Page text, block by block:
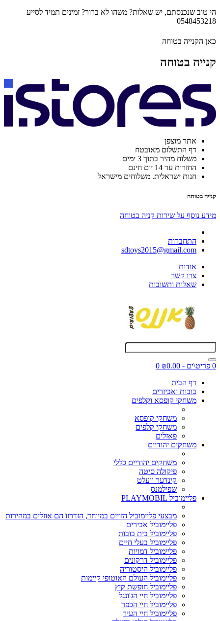
הי טוב שנכנסתם, יש שאלות? משהו לא ברור? זמינים תמיד לסייע
0548453218
כאן הקנייה בטוחה
קנייה בטוחה
אתר מוצפן
דף התשלום מאובטח
משלוח מהיר בתוך 3 ימים
החזרות עד 14 יום חינם
חנות ישראלית. משלוחים מישראל
קנייה בטוחה
מידע נוסף על שירות קניה בטוחה
התחברות
sdtoys2015@gmail.com
אודות
צרו קשר
שאלות ותשובות
0 פריט\ים - ₪0.00
0
דף הבית
בובות ואביזרים
משחקי קופסא וקלפים
משחקי קופסא
משחקי קלפים
פאזלים
משחקים יהודיים
משחקים יהודיים כללי
פיקולה סיטה
קינדער וועלט
שפילמנס
פליימוביל PLAYMOBIL
מבצעי פליימוביל הזויים במיוחד, הזדרזו הם אוזלים במהירות
פליימוביל אבירים
פליימוביל בית בובות
פליימוביל בעלי חיים
פליימוביל דמויות
פליימוביל דרקונים
פליימוביל היסטוריה
פליימוביל העולם האוטופי קיימות
פליימוביל חופשת קיץ
פליימוביל חיי הג'ונגל
פליימוביל חיי הכפר
פליימוביל חיי העיר